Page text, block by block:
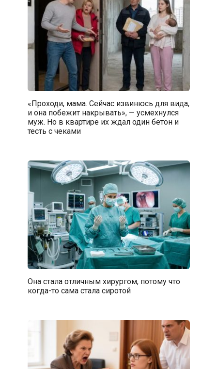
«Проходи, мама. Сейчас извинюсь для вида,
и она побежит накрывать», — усмехнулся
муж. Но в квартире их ждал один бетон и
тесть с чеками
Она стала отличным хирургом, потому что
когда-то сама стала сиротой